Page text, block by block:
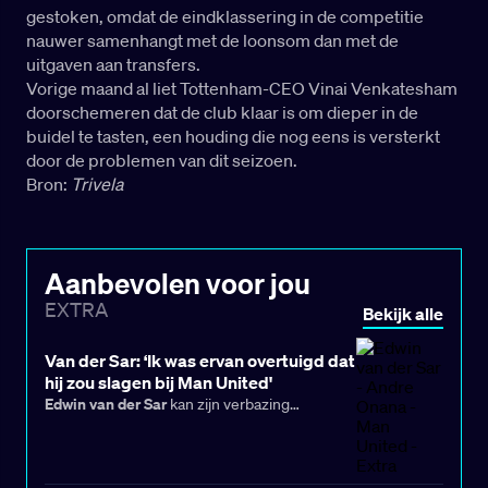
gestoken, omdat de eindklassering in de competitie
nauwer samenhangt met de loonsom dan met de
uitgaven aan transfers.
Vorige maand al liet Tottenham-CEO Vinai Venkatesham
doorschemeren dat de club klaar is om dieper in de
buidel te tasten, een houding die nog eens is versterkt
door de problemen van dit seizoen.
Bron: Trivela
Aanbevolen voor jou
EXTRA Bekijk alle
Van der Sar: ‘Ik was ervan overtuigd dat
hij zou slagen bij Man United'
Edwin van der Sarkan zijn verbazing